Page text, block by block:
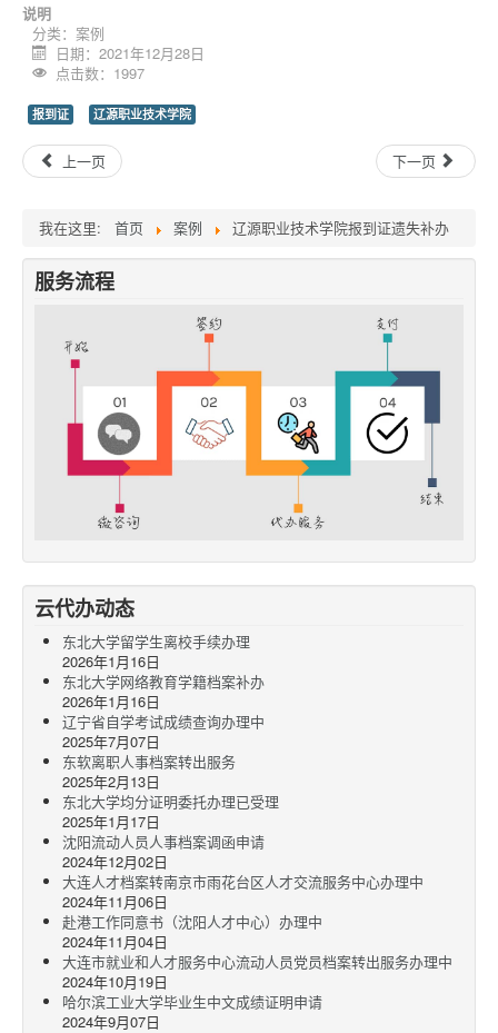
说明
分类： 案例
日期：2021年12月28日
点击数：1997
报到证 辽源职业技术学院
上一页 下一页
我在这里: 首页 案例 辽源职业技术学院报到证遗失补办
服务流程
云代办动态
东北大学留学生离校手续办理
2026年1月16日
东北大学网络教育学籍档案补办
2026年1月16日
辽宁省自学考试成绩查询办理中
2025年7月07日
东软离职人事档案转出服务
2025年2月13日
东北大学均分证明委托办理已受理
2025年1月17日
沈阳流动人员人事档案调函申请
2024年12月02日
大连人才档案转南京市雨花台区人才交流服务中心办理中
2024年11月06日
赴港工作同意书（沈阳人才中心）办理中
2024年11月04日
大连市就业和人才服务中心流动人员党员档案转出服务办理中
2024年10月19日
哈尔滨工业大学毕业生中文成绩证明申请
2024年9月07日